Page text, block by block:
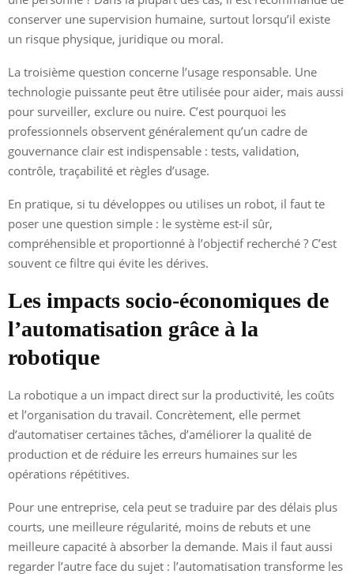
conserver une supervision humaine, surtout lorsqu’il existe
un risque physique, juridique ou moral.
La troisième question concerne l’usage responsable. Une
technologie puissante peut être utilisée pour aider, mais aussi
pour surveiller, exclure ou nuire. C’est pourquoi les
professionnels observent généralement qu’un cadre de
gouvernance clair est indispensable : tests, validation,
contrôle, traçabilité et règles d’usage.
En pratique, si tu développes ou utilises un robot, il faut te
poser une question simple : le système est-il sûr,
compréhensible et proportionné à l’objectif recherché ? C’est
souvent ce filtre qui évite les dérives.
Les impacts socio-économiques de
l’automatisation grâce à la
robotique
La robotique a un impact direct sur la productivité, les coûts
et l’organisation du travail. Concrètement, elle permet
d’automatiser certaines tâches, d’améliorer la qualité de
production et de réduire les erreurs humaines sur les
opérations répétitives.
Pour une entreprise, cela peut se traduire par des délais plus
courts, une meilleure régularité, moins de rebuts et une
meilleure capacité à absorber la demande. Mais il faut aussi
regarder l’autre face du sujet : l’automatisation transforme les